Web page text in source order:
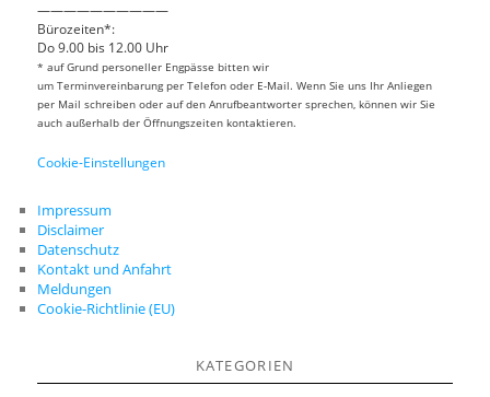
——————————
Bürozeiten*:
Do 9.00 bis 12.00 Uhr
* auf Grund personeller Engpässe bitten wir
um Terminvereinbarung per Telefon oder E-Mail. Wenn Sie uns Ihr Anliegen
per Mail schreiben oder auf den Anrufbeantworter sprechen, können wir Sie
auch außerhalb der Öffnungszeiten kontaktieren.
Cookie-Einstellungen
Impressum
Disclaimer
Datenschutz
Kontakt und Anfahrt
Meldungen
Cookie-Richtlinie (EU)
KATEGORIEN